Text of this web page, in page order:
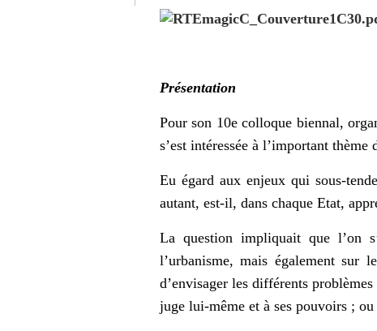
Présentation
Pour son 10e colloque biennal,
s’est intéressée à l’important
Eu égard aux enjeux qui sous-
autant, est-il, dans chaque Etat,
La question impliquait que l’on
l’urbanisme, mais également sur
d’envisager les différents
juge lui-même et à ses pouvoirs ;